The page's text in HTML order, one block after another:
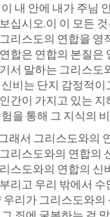
내 안에 내가 주님
십시오.이 이 모든
리스도의 연합을 영
합은 연합의 본질은
서 말하는 그리스도
비는 단지 감정적
간이 가지고 있는
을 통해 그 지식의
래서 그리스도와의
리스도와의 연합의
스도와의 연합의 신
리고 우리 밖에서
우리가 그리스도와